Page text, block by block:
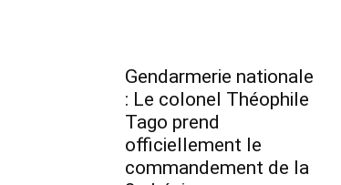
Gendarmerie nationale
: Le colonel Théophile
Tago prend
officiellement le
commandement de la